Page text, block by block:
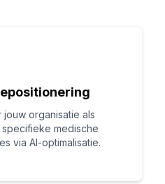
jouw organisatie als
specifieke medische
via AI-optimalisatie.